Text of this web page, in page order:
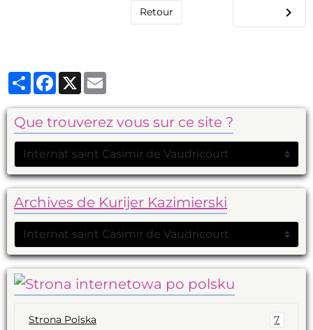
Retour
PartagerFacebook
X
Que trouverez vous sur ce site ?
Archives de Kurijer Kazimierski
Strona Polska 7